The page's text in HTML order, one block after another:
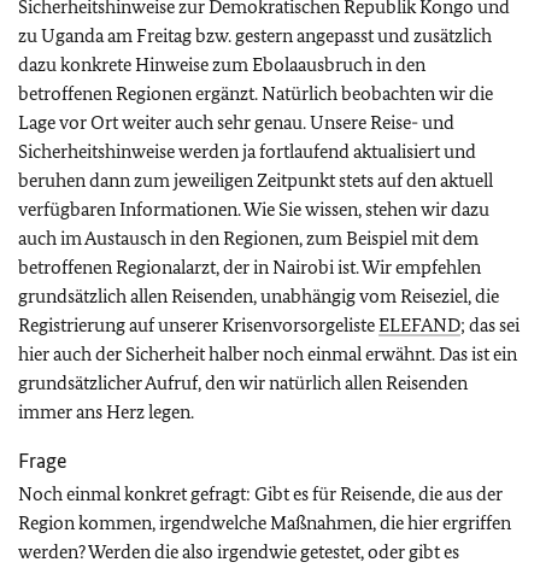
Sicherheitshinweise zur Demokratischen Republik Kongo und
zu Uganda am Freitag bzw. gestern angepasst und zusätzlich
dazu konkrete Hinweise zum Ebolaausbruch in den
betroffenen Regionen ergänzt. Natürlich beobachten wir die
Lage vor Ort weiter auch sehr genau. Unsere Reise- und
Sicherheitshinweise werden ja fortlaufend aktualisiert und
beruhen dann zum jeweiligen Zeitpunkt stets auf den aktuell
verfügbaren Informationen. Wie Sie wissen, stehen wir dazu
auch im Austausch in den Regionen, zum Beispiel mit dem
betroffenen Regionalarzt, der in Nairobi ist. Wir empfehlen
grundsätzlich allen Reisenden, unabhängig vom Reiseziel, die
Registrierung auf unserer KrisenvorsorgelisteELEFAND; das sei
hier auch der Sicherheit halber noch einmal erwähnt. Das ist ein
grundsätzlicher Aufruf, den wir natürlich allen Reisenden
immer ans Herz legen.
Frage
Noch einmal konkret gefragt: Gibt es für Reisende, die aus der
Region kommen, irgendwelche Maßnahmen, die hier ergriffen
werden? Werden die also irgendwie getestet, oder gibt es